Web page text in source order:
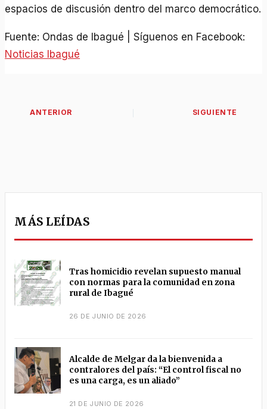
espacios de discusión dentro del marco democrático.
Fuente: Ondas de Ibagué | Síguenos en Facebook:
Noticias Ibagué
MÁS LEÍDAS
Tras homicidio revelan supuesto manual
con normas para la comunidad en zona
rural de Ibagué
26 DE JUNIO DE 2026
Alcalde de Melgar da la bienvenida a
contralores del país: “El control fiscal no
es una carga, es un aliado”
21 DE JUNIO DE 2026